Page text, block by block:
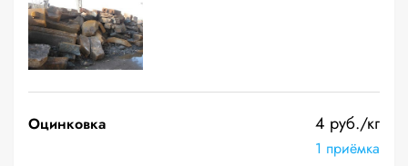
Оцинковка 4 руб./кг
1 приёмка